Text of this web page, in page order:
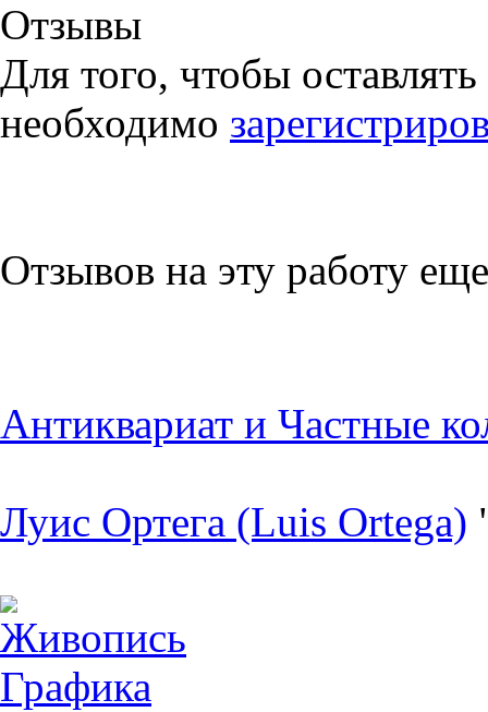
Отзывы
Для того, чтобы
необходимо
Отзывов на эту работу
Антиквариат и Частные
Луис Ортега (Luis Ortega)
Живопись
Графика